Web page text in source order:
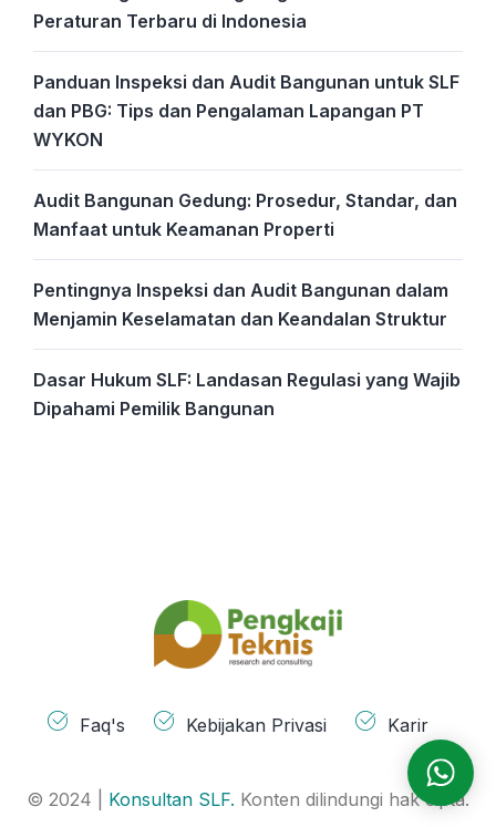
Peraturan Terbaru di Indonesia
Panduan Inspeksi dan Audit Bangunan untuk SLF
dan PBG: Tips dan Pengalaman Lapangan PT
WYKON
Audit Bangunan Gedung: Prosedur, Standar, dan
Manfaat untuk Keamanan Properti
Pentingnya Inspeksi dan Audit Bangunan dalam
Menjamin Keselamatan dan Keandalan Struktur
Dasar Hukum SLF: Landasan Regulasi yang Wajib
Dipahami Pemilik Bangunan
Faq's Kebijakan Privasi Karir
© 2024 | Konsultan SLF. Konten dilindungi hak cipta.